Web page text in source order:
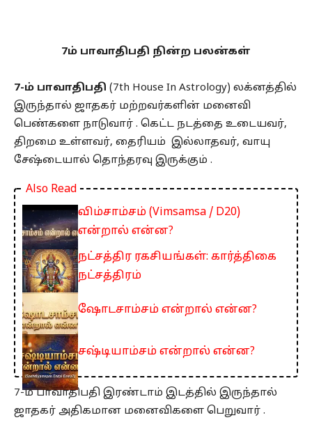
7ம் பாவாதிபதி நின்ற பலன்கள்
7-ம் பாவாதிபதி (7th House In Astrology) லக்னத்தில்
இருந்தால் ஜாதகர் மற்றவர்களின் மனைவி
பெண்களை நாடுவார் . கெட்ட நடத்தை உடையவர்,
திறமை உள்ளவர், தைரியம் இல்லாதவர், வாயு
சேஷ்டையால் தொந்தரவு இருக்கும் .
Also Read
விம்சாம்சம் (Vimsamsa / D20)
என்றால் என்ன?
நட்சத்திர ரகசியங்கள்: கார்த்திகை
நட்சத்திரம்
ஷோடசாம்சம் என்றால் என்ன?
சஷ்டியாம்சம் என்றால் என்ன?
7-ம் பாவாதிபதி இரண்டாம் இடத்தில் இருந்தால்
ஜாதகர் அதிகமான மனைவிகளை பெறுவார் .